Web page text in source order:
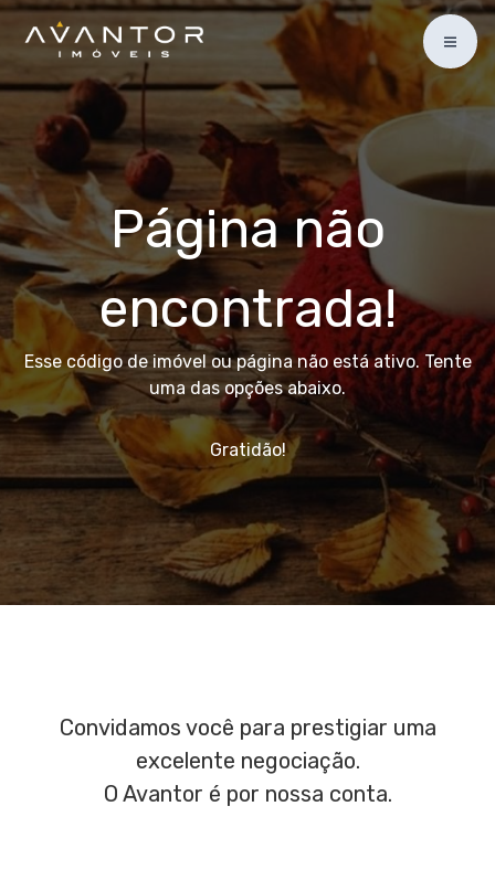
Página não
encontrada!
Esse código de imóvel ou página não está ativo. Tente
uma das opções abaixo.
Gratidão!
Convidamos você para prestigiar uma
excelente negociação.
O Avantor é por nossa conta.